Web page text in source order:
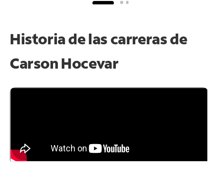
Historia de las carreras de
Carson Hocevar